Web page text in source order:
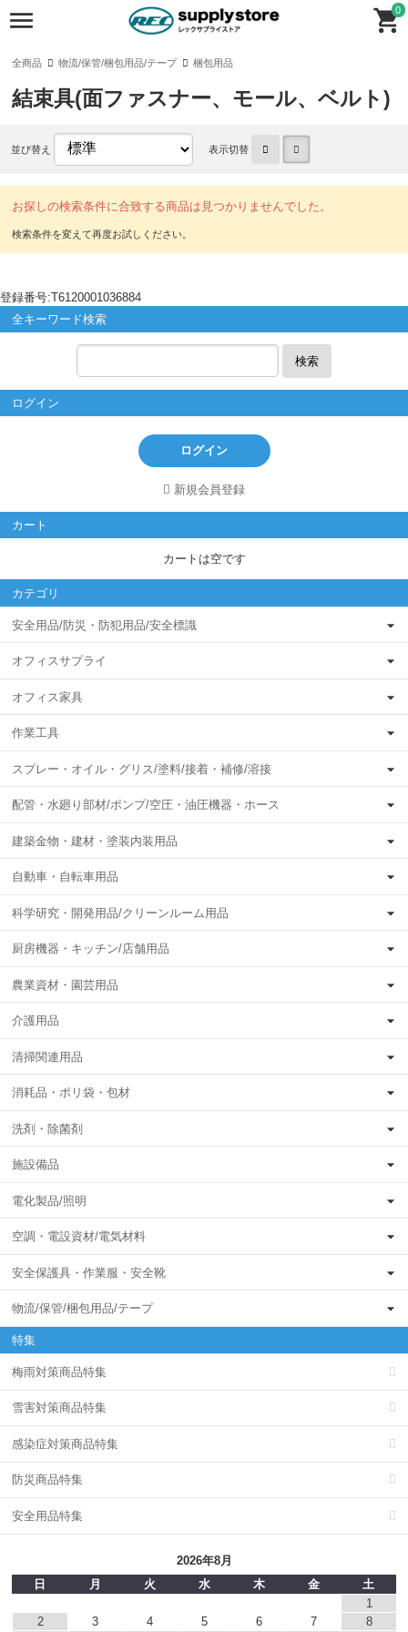
0
全商品 物流/保管/梱包用品/テープ 梱包用品
結束具(面ファスナー、モール、ベルト)
並び替え 表示切替
お探しの検索条件に合致する商品は見つかりませんでした。
登録番号:T6120001036884
全キーワード検索
検索
ログイン
ログイン
新規会員登録
カート
カートは空です
カテゴリ
安全用品/防災・防犯用品/安全標識
オフィスサプライ
オフィス家具
作業工具
スプレー・オイル・グリス/塗料/接着・補修/溶接
配管・水廻り部材/ポンプ/空圧・油圧機器・ホース
建築金物・建材・塗装内装用品
自動車・自転車用品
科学研究・開発用品/クリーンルーム用品
厨房機器・キッチン/店舗用品
農業資材・園芸用品
介護用品
清掃関連用品
消耗品・ポリ袋・包材
洗剤・除菌剤
施設備品
電化製品/照明
空調・電設資材/電気材料
安全保護具・作業服・安全靴
物流/保管/梱包用品/テープ
特集
梅雨対策商品特集
雪害対策商品特集
感染症対策商品特集
防災商品特集
安全用品特集
2026年8月
日
月 火 水 木 金
土
1
2
3 4 5 6 7 8